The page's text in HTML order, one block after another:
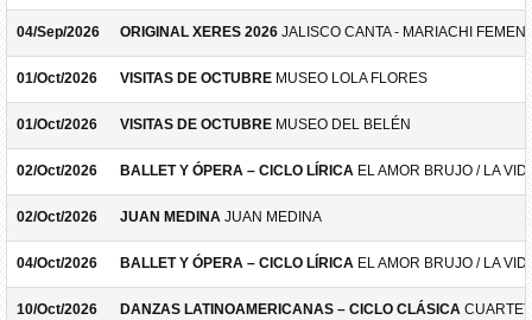
04/Sep/2026 ORIGINAL XERES 2026 JALISCO CANTA - MARIACHI
01/Oct/2026 VISITAS DE OCTUBRE MUSEO LOLA FLORES
01/Oct/2026 VISITAS DE OCTUBRE MUSEO DEL BELÉN
02/Oct/2026 BALLET Y ÓPERA – CICLO LÍRICA EL AMOR BRUJO / LA
02/Oct/2026 JUAN MEDINA JUAN MEDINA
04/Oct/2026 BALLET Y ÓPERA – CICLO LÍRICA EL AMOR BRUJO / LA
10/Oct/2026 DANZAS LATINOAMERICANAS – CICLO CLÁSICA